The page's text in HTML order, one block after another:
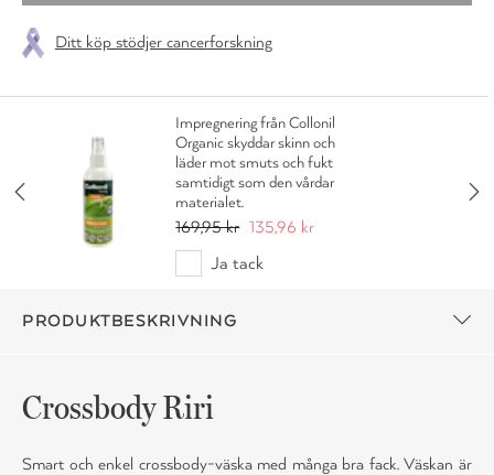
Ditt köp stödjer cancerforskning
Impregnering från Collonil
Organic skyddar skinn och
läder mot smuts och fukt
samtidigt som den vårdar
materialet.
169,95 kr 135,96 kr
Ja tack
PRODUKTBESKRIVNING
Crossbody Riri
Smart och enkel crossbody-väska med många bra fack. Väskan är